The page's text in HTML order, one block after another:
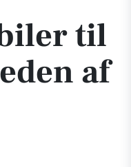
til
af